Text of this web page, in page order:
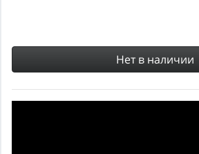
Нет в наличии